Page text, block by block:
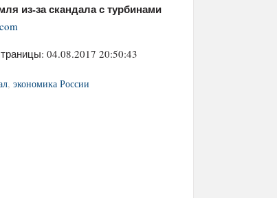
из-за скандала с турбинами
04.08.2017 20:50:43
, экономика России